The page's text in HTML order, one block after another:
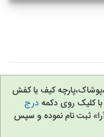
کیف یا کفش
کلیک روی دکمهدرج
ثبت نام نموده و سپس